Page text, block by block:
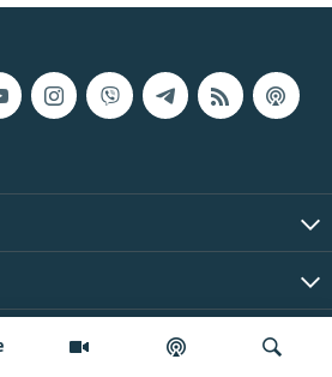
Свобода, 2026 | Усі права застережено.